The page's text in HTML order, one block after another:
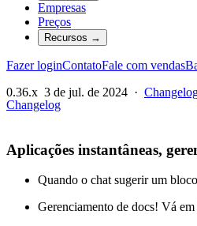
Empresas
Preços
Recursos →
Fazer loginContatoFale com vendas
0.36.x 3 de jul. de 2024 ·
Changelog
Aplicações instantâneas,
Quando o chat sugerir um
Gerenciamento de docs! Vá